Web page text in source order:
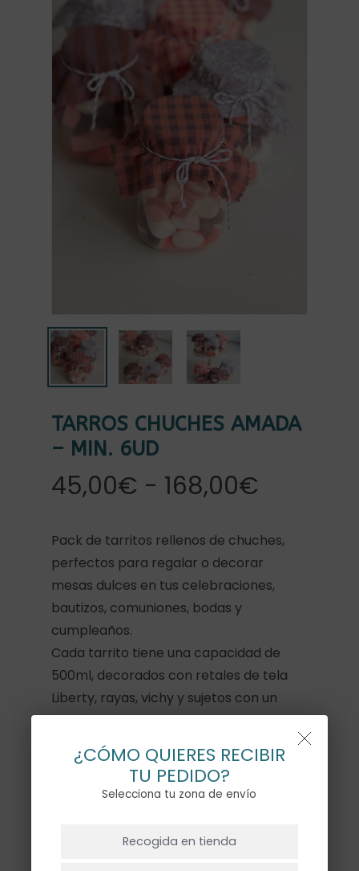
TARROS CHUCHES AMADA
– MIN. 6UD
45,00€ - 168,00€
precios:
desde
45,00€
Pack de tarritos rellenos de chuches,
perfectos para regalar o decorar
mesas dulces en tus celebraciones,
bautizos, comuniones, bodas y
cumpleaños.
Cada tarrito tiene una capacidad de
500ml, decorados con retales de tela
Liberty, rayas, vichy y sujetos con un
cordón. Cada tarro lleva un estampado
diferente, en caso de pedir más de 6 se
duplicarán los estampados, según
disponibilidad.
¿CÓMO QUIERES RECIBIR
TU PEDIDO?
Selecciona tu zona de envío
Recogida en tienda